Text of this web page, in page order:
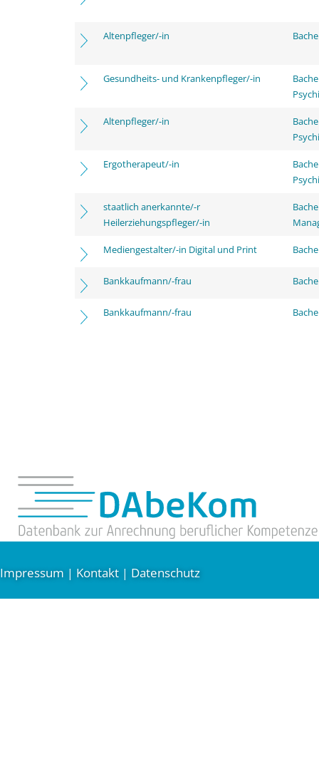
Altenpfleger/-in
Gesundheits- und Krankenpfleger/-in
Altenpfleger/-in
Ergotherapeut/-in
staatlich anerkannte/-r
Heilerziehungspfleger/-in
Mediengestalter/-in Digital und Print
Bankkaufmann/-frau
Bankkaufmann/-frau
Impressum | Kontakt | Datenschutz